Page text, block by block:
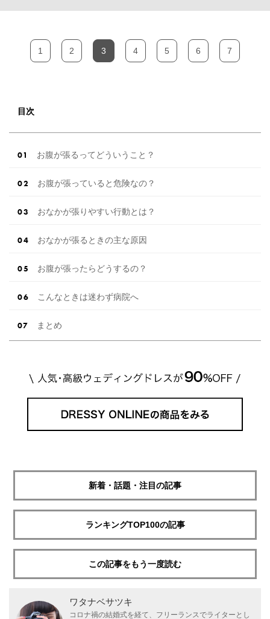
1 2 3 4 5 6 7
目次
お腹が張るってどういうこと？
お腹が張っていると危険なの？
おなかが張りやすい行動とは？
おなかが張るときの主な原因
お腹が張ったらどうするの？
こんなときは迷わず病院へ
まとめ
新着・話題・注目の記事
ランキングTOP100の記事
この記事をもう一度読む
ワタナベサツキ
コロナ禍の結婚式を経て、フリーランスでライターとし